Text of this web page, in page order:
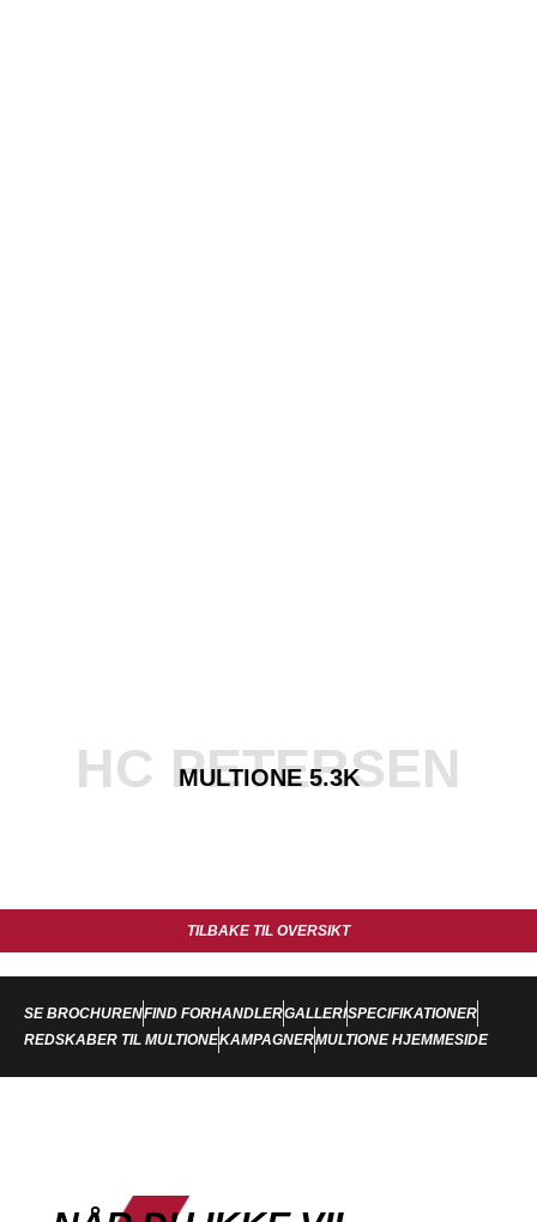
HC PETERSEN
MULTIONE 5.3K
TILBAKE TIL OVERSIKT
SE BROCHURENFIND FORHANDLERGALLERISPECIFIKATIONER
REDSKABER TIL MULTIONEKAMPAGNERMULTIONE HJEMMESIDE